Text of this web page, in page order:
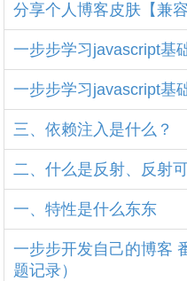
分享个人博客皮肤【兼容
一步步学习javascript基
一步步学习javascript基
三、依赖注入是什么？
二、什么是反射、反射
一、特性是什么东东
一步步开发自己的博客
题记录）